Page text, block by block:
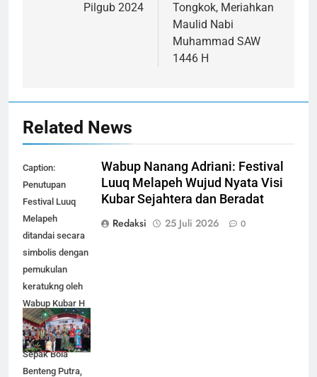
Pilgub 2024
Tongkok, Meriahkan
Maulid Nabi
Muhammad SAW
1446 H
Related News
Caption:
Penutupan
Festival Luuq
Melapeh
ditandai secara
simbolis dengan
pemukulan
keratukng oleh
Wabup Kubar H
Nanang Adriani,
di Lapangan
Sepak Bola
Benteng Putra,
Wabup Nanang Adriani: Festival
Luuq Melapeh Wujud Nyata Visi
Kubar Sejahtera dan Beradat
Redaksi
25 Juli 2026 0